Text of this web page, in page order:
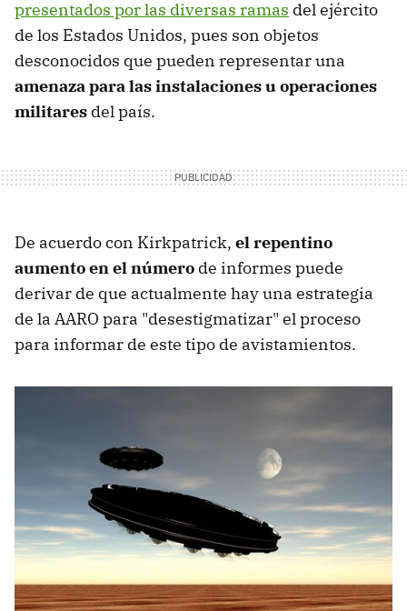
presentados por las diversas ramas del ejército
de los Estados Unidos, pues son objetos
desconocidos que pueden representar una
amenaza para las instalaciones u operaciones
militares del país.
De acuerdo con Kirkpatrick, el repentino
aumento en el número de informes puede
derivar de que actualmente hay una estrategia
de la AARO para "desestigmatizar" el proceso
para informar de este tipo de avistamientos.